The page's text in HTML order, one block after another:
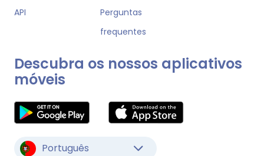
API
Perguntas
frequentes
Descubra os nossos aplicativos
móveis
Português